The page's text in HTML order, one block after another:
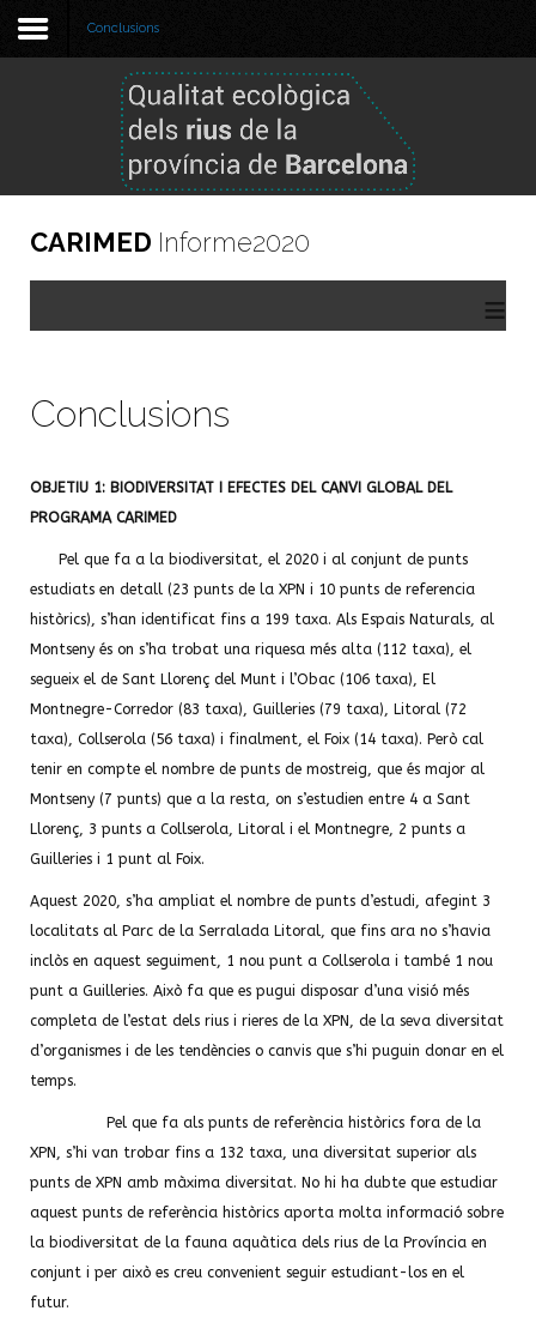
Benvinguda
Metodologia
Informe 2025
Informe 2024
Informes anteriors
Conclusions
CARIMED Informe2020
≡
Conclusions
OBJETIU 1: BIODIVERSITAT I EFECTES DEL CANVI GLOBAL DEL
PROGRAMA CARIMED
Pel que fa a la biodiversitat, el 2020 i al conjunt de punts
estudiats en detall (23 punts de la XPN i 10 punts de referencia
històrics), s’han identificat fins a 199 taxa. Als Espais Naturals, al
Montseny és on s’ha trobat una riquesa més alta (112 taxa), el
segueix el de Sant Llorenç del Munt i l’Obac (106 taxa), El
Montnegre-Corredor (83 taxa), Guilleries (79 taxa), Litoral (72
taxa), Collserola (56 taxa) i finalment, el Foix (14 taxa). Però cal
tenir en compte el nombre de punts de mostreig, que és major al
Montseny (7 punts) que a la resta, on s’estudien entre 4 a Sant
Llorenç, 3 punts a Collserola, Litoral i el Montnegre, 2 punts a
Guilleries i 1 punt al Foix.
Aquest 2020, s’ha ampliat el nombre de punts d’estudi, afegint 3
localitats al Parc de la Serralada Litoral, que fins ara no s’havia
inclòs en aquest seguiment, 1 nou punt a Collserola i també 1 nou
punt a Guilleries. Això fa que es pugui disposar d’una visió més
completa de l’estat dels rius i rieres de la XPN, de la seva diversitat
d’organismes i de les tendències o canvis que s’hi puguin donar en el
temps.
Pel que fa als punts de referència històrics fora de la
XPN, s’hi van trobar fins a 132 taxa, una diversitat superior als
punts de XPN amb màxima diversitat. No hi ha dubte que estudiar
aquest punts de referència històrics aporta molta informació sobre
la biodiversitat de la fauna aquàtica dels rius de la Província en
conjunt i per això es creu convenient seguir estudiant-los en el
futur.